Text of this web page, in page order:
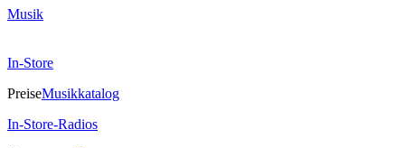
Musik
In-Store
PreiseMusikkatalog
In-Store-Radios